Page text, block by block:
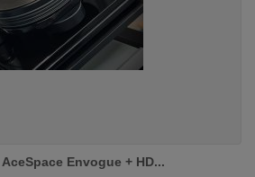
AceSpace Envogue + HD...